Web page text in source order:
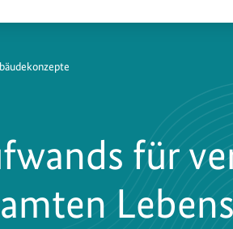
für